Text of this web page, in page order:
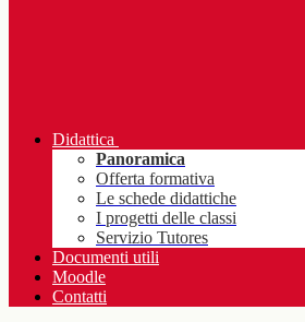
Didattica
Panoramica
Offerta formativa
Le schede didattiche
I progetti delle classi
Servizio Tutores
Documenti utili
Moodle
Contatti